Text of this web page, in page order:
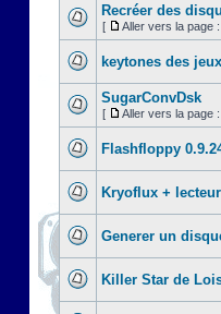
Recréer des
[ Aller vers la page :
keytones des
SugarConvDsk
[ Aller vers la page :
Flashfloppy
Kryoflux +
Generer un
Killer Star de